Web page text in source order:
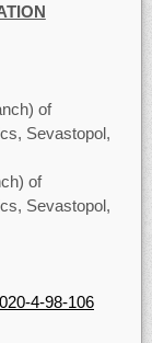
of
Sevastopol,
of
Sevastopol,
4-98-106